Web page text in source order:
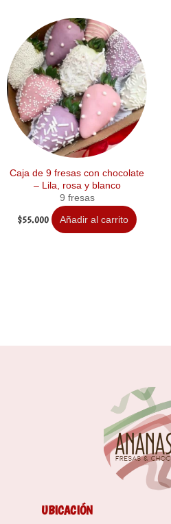
Caja de 9 fresas con chocolate
– Lila, rosa y blanco
9 fresas
$55.000 Añadir al carrito
UBICACIÓN